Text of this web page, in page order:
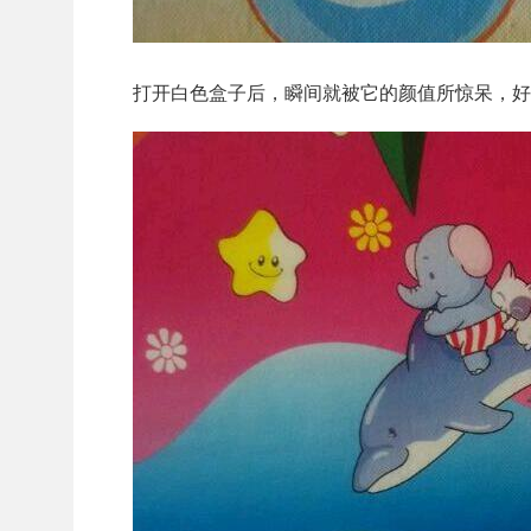
打开白色盒子后，瞬间就被它的颜值所惊呆，